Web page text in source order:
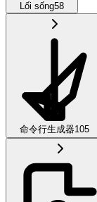
Lối sống58
命令行生成器105